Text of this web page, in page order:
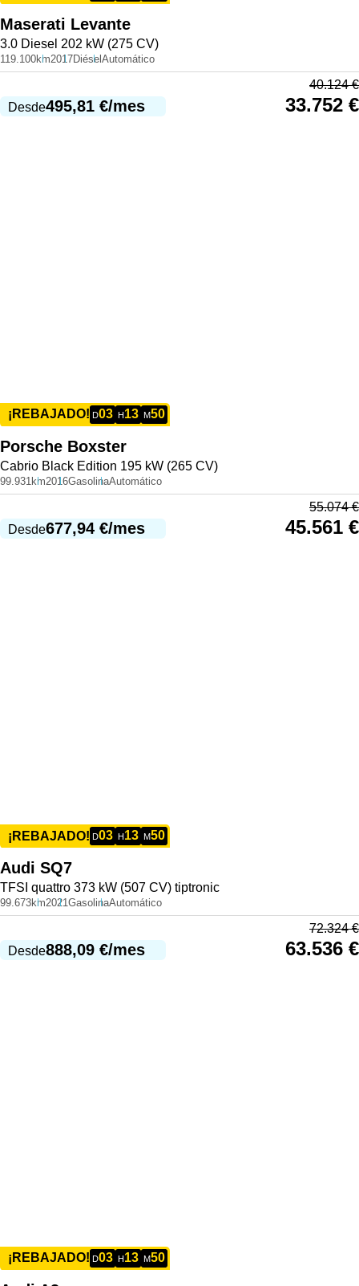
Maserati Levante
3.0 Diesel 202 kW (275 CV)
119.100km2017Diésel Automático
Desde495,81 €/mes
40.124€
33.752 €
¡REBAJADO! D03 H13 M50
Porsche Boxster
Cabrio Black Edition 195 kW (265 CV)
99.931km2016GasolinaAutomático
Desde677,94 €/mes
55.074€
45.561 €
¡REBAJADO! D03 H 13 M50
Audi SQ7
TFSI quattro 373 kW (507 CV) tiptronic
99.673km2021GasolinaAutomático
Desde888,09 €/mes
72.324€
63.536 €
¡REBAJADO! D03 H13 M50